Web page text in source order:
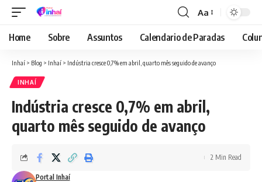
Font
Resizer
Aa
Home Sobre Assuntos Calendario de Paradas
Inhaí > Blog > Inhaí > Indústria cresce 0,7% em abril, quarto mês seguido de avanço
INHAÍ
Indústria cresce 0,7% em abril,
quarto mês seguido de avanço
Portal Inhaí
2 Min Read